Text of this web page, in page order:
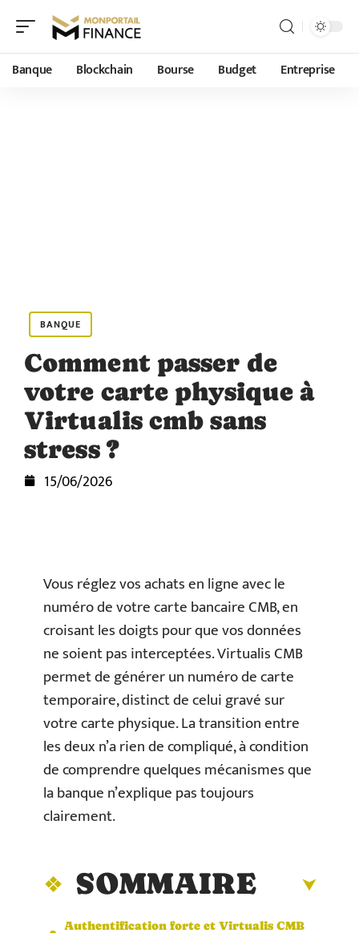
Banque Blockchain Bourse Budget Entreprise
BANQUE
Comment passer de
votre carte physique à
Virtualis cmb sans
stress ?
15/06/2026
Vous réglez vos achats en ligne avec le
numéro de votre carte bancaire CMB, en
croisant les doigts pour que vos données
ne soient pas interceptées. Virtualis CMB
permet de générer un numéro de carte
temporaire, distinct de celui gravé sur
votre carte physique. La transition entre
les deux n’a rien de compliqué, à condition
de comprendre quelques mécanismes que
la banque n’explique pas toujours
clairement.
SOMMAIRE
Authentification forte et Virtualis CMB